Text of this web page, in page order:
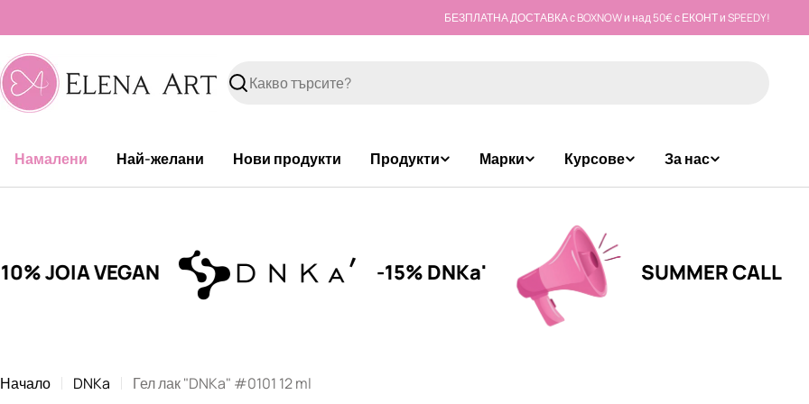
съдържанието
БЕЗПЛАТНА ДОСТАВКА с BOXNOW и над 50€ с ЕКОНТ и SPEEDY!
Търсене
Намалени Най-желани Нови продукти Продукти Марки Курсове За нас
VEGAN -15% DNKa' SUMMER CALL
Начало DNKa Гел лак "DNKa" #0101 12 ml